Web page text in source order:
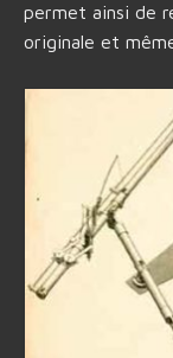
permet ainsi de
originale et